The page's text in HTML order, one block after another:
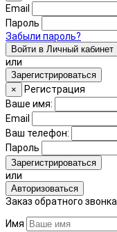
Email
Пароль
Забыли пароль?
Войти в Личный кабинет
или
Зарегистрироваться
×
Регистрация
Ваше имя:
Email
Ваш телефон:
Пароль
Зарегистрироваться
или
Авторизоваться
Заказ обратного звонка.
Имя